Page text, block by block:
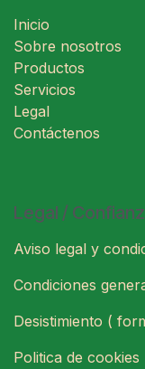
Inicio
Sobre nosotros
Productos
Servicios
Legal
Contáctenos
Legal /
Aviso legal y
Condiciones
Desistimiento (
Politica de cookies